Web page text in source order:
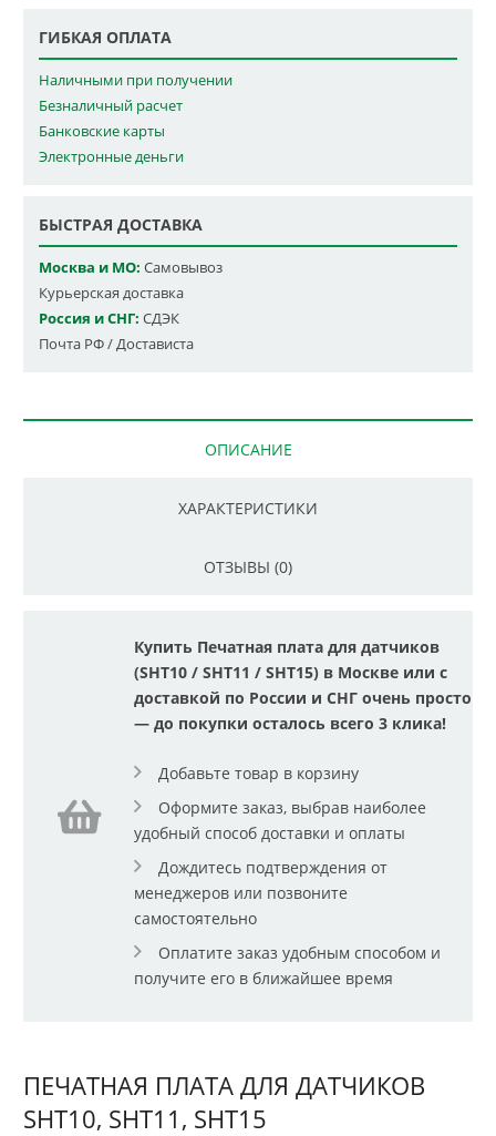
ГИБКАЯ ОПЛАТА
Наличными при получении
Безналичный расчет
Банковские карты
Электронные деньги
БЫСТРАЯ ДОСТАВКА
Москва и МО: Самовывоз
Курьерская доставка
Россия и СНГ: СДЭК
Почта РФ / Достависта
ОПИСАНИЕ
ХАРАКТЕРИСТИКИ
ОТЗЫВЫ (0)
Купить Печатная плата для датчиков
(SHT10 / SHT11 / SHT15) в Москве или с
доставкой по России и СНГ очень просто
— до покупки осталось всего 3 клика!
Добавьте товар в корзину
Оформите заказ, выбрав наиболее
удобный способ доставки и оплаты
Дождитесь подтверждения от
менеджеров или позвоните
самостоятельно
Оплатите заказ удобным способом и
получите его в ближайшее время
ПЕЧАТНАЯ ПЛАТА ДЛЯ ДАТЧИКОВ
SHT10, SHT11, SHT15